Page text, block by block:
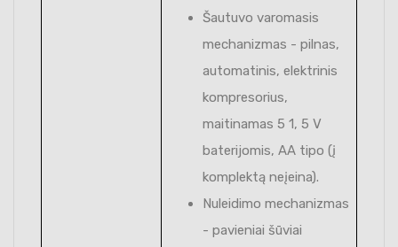
Šautuvo varomasis
mechanizmas - pilnas,
automatinis, elektrinis
kompresorius,
maitinamas 5 1, 5 V
baterijomis, AA tipo (į
komplektą neįeina).
Nuleidimo mechanizmas
- pavieniai šūviai